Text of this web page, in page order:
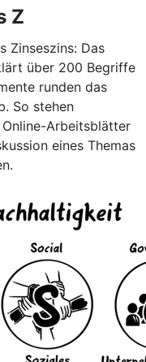
Z
Zinseszins: Das
über 200 Begriffe
runden das
So stehen
Arbeitsblätter
eines Themas